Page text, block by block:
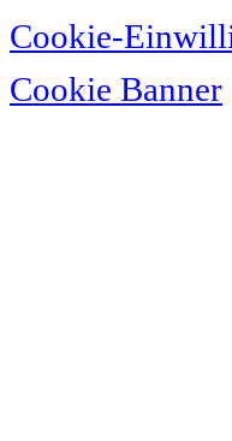
Cookie-
Cookie Banner